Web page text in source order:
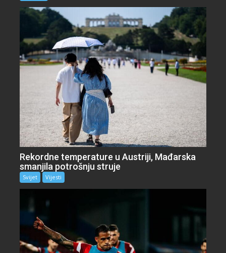
Rekordne temperature u Austriji, Mađarska
smanjila potrošnju struje
Svijet Vijesti